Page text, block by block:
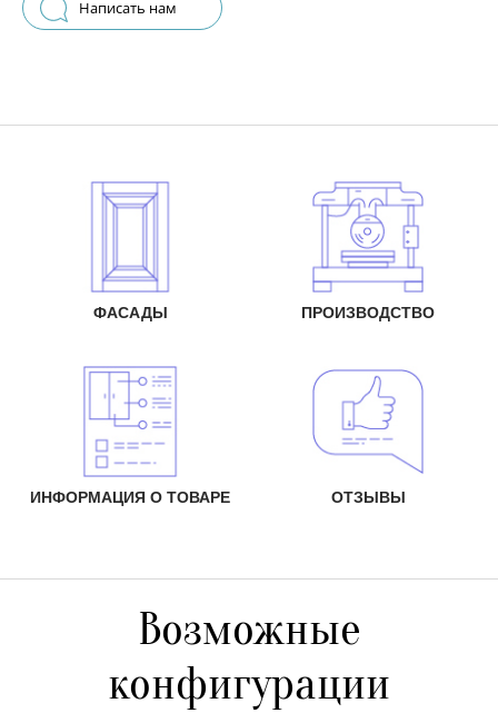
Написать нам
ФАСАДЫ ПРОИЗВОДСТВО
ИНФОРМАЦИЯ О ТОВАРЕ ОТЗЫВЫ
Возможные
конфигурации